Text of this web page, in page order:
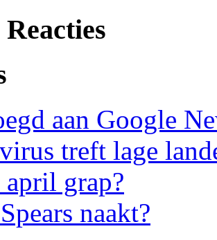
aan Google
treft lage
grap?
naakt?